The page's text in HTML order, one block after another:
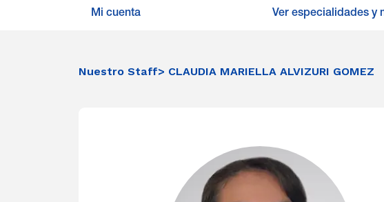
Mi cuenta Ver especialidades y
Nuestro Staff> CLAUDIA MARIELLA ALVIZURI GOMEZ